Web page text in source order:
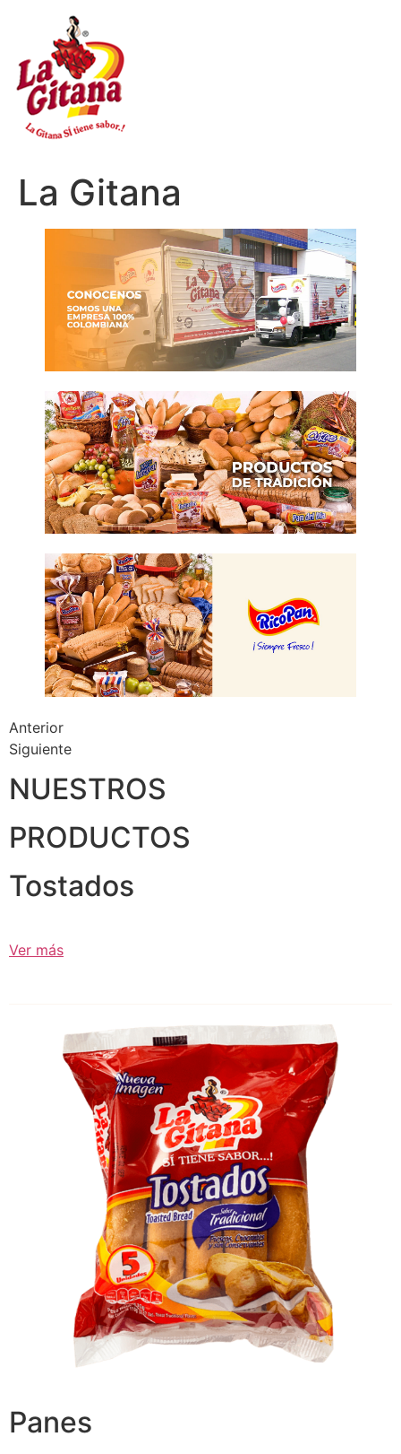
contenido
La Gitana
Anterior
Siguiente
NUESTROS
PRODUCTOS
Tostados
Ver más
Panes